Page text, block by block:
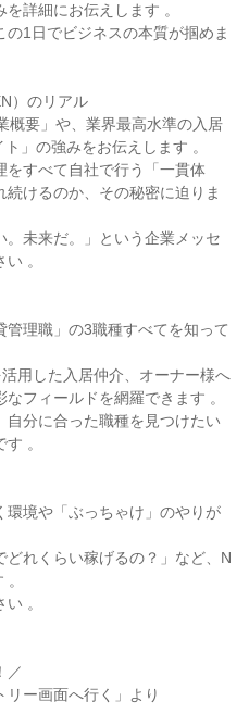
詳細にお伝えします 。
の1日でビジネスの本質が掴めま
）のリアル
概要」や、業界最高水準の入居
」の強みをお伝えします 。
をすべて自社で行う「一貫体
けるのか、その秘密に迫りま
。未来だ。」という企業メッセ
。
管理職」の3職種すべてを知って
用した入居仲介、オーナー様へ
フィールドを網羅できます 。
分に合った職種を見つけたい
。
境や「ぶっちゃけ」のやりが
どれくらい稼げるの？」など、N
。
／
ー画面へ行く」より